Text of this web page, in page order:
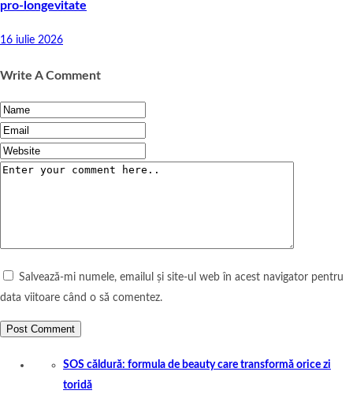
pro‑longevitate
16 iulie 2026
Write A Comment
Salvează-mi numele, emailul și site-ul web în acest navigator pentru
data viitoare când o să comentez.
SOS căldură: formula de beauty care transformă orice zi
toridă